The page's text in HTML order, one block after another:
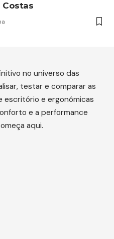
Costas
no universo das
testar e comparar as
escritório e ergonômicas
e a performance
aqui.